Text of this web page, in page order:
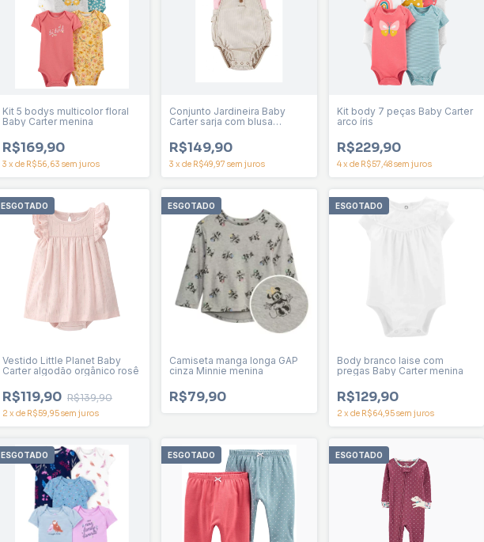
Kit 5 bodys multicolor floral
Baby Carter menina
R$169,90
3 x de R$56,63 sem juros
Conjunto Jardineira Baby
Carter sarja com blusa
R$149,90
3 xde R$49,97 sem juros
Kit body 7 peças Baby Carter
arco íris
R$229,90
4x de R$57,48sem juros
ESGOTADO
Vestido Little Planet Baby
Carter algodão orgânico rosê
R$119,90 R$139,90
2 x de R$59,95sem juros
ESGOTADO
Camiseta manga longa GAP
cinza Minnie menina
R$79,90
ESGOTADO
Body branco laise com
pregas Baby Carter menina
R$129,90
2 x de R$64,95sem juros
ESGOTADO ESGOTADO ESGOTADO